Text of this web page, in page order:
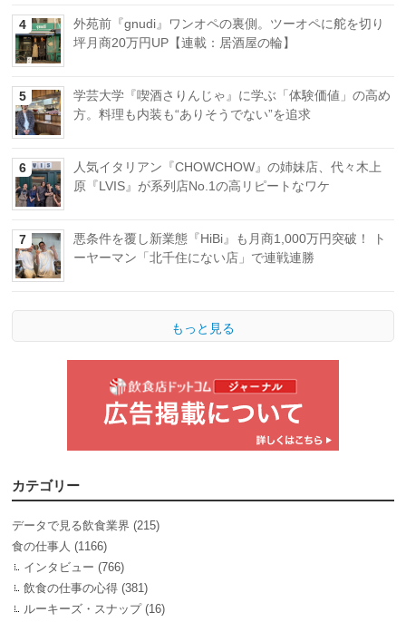
4
外苑前『gnudi』ワンオペの裏側。ツーオペに舵を切り
坪月商20万円UP【連載：居酒屋の輪】
5
学芸大学『喫酒さりんじゃ』に学ぶ「体験価値」の高め
方。料理も内装も“ありそうでない”を追求
6
人気イタリアン『CHOWCHOW』の姉妹店、代々木上
原『LVIS』が系列店No.1の高リピートなワケ
7
悪条件を覆し新業態『HiBi』も月商1,000万円突破！ ト
ーヤーマン「北千住にない店」で連戦連勝
もっと見る
カテゴリー
データで見る飲食業界 (215)
食の仕事人 (1166)
インタビュー (766)
飲食の仕事の心得 (381)
ルーキーズ・スナップ(16)